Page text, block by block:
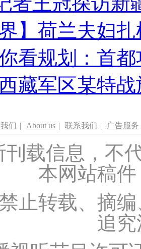
界】荷兰夫妇
看规划：首
藏军区某特
们 | About us | 联系我们 | 广告服务
刊载信息，不
本网站稿
止转载、摘
追